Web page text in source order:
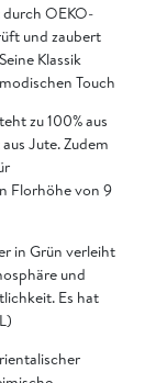
durch OEKO-
und zaubert
Klassik
Touch
zu 100% aus
Jute. Zudem
Florhöhe von 9
in Grün verleiht
und
Es hat